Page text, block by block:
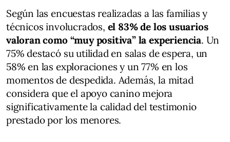
Según las encuestas realizadas a las familias y
técnicos involucrados, el 83% de los usuarios
valoran como “muy positiva” la experiencia. Un
75% destacó su utilidad en salas de espera, un
58% en las exploraciones y un 77% en los
momentos de despedida. Además, la mitad
considera que el apoyo canino mejora
significativamente la calidad del testimonio
prestado por los menores.